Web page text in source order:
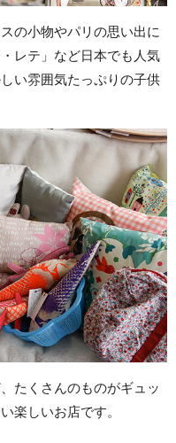
の小物やパリの思い出に
レテ」など日本でも人気
い雰囲気たっぷりの子供
たくさんのものがギュッ
楽しいお店です。